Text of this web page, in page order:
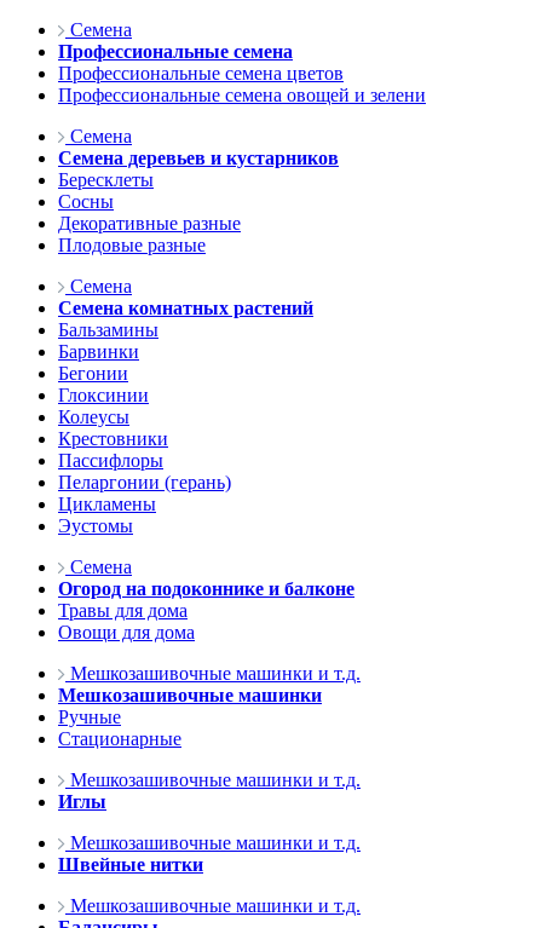
Семена
Профессиональные семена
Профессиональные семена цветов
Профессиональные семена овощей и зелени
Семена
Семена деревьев и кустарников
Бересклеты
Сосны
Декоративные разные
Плодовые разные
Семена
Семена комнатных растений
Бальзамины
Барвинки
Бегонии
Глоксинии
Колеусы
Крестовники
Пассифлоры
Пеларгонии (герань)
Цикламены
Эустомы
Семена
Огород на подоконнике и балконе
Травы для дома
Овощи для дома
Мешкозашивочные машинки и т.д.
Мешкозашивочные машинки
Ручные
Стационарные
Мешкозашивочные машинки и т.д.
Иглы
Мешкозашивочные машинки и т.д.
Швейные нитки
Мешкозашивочные машинки и т.д.